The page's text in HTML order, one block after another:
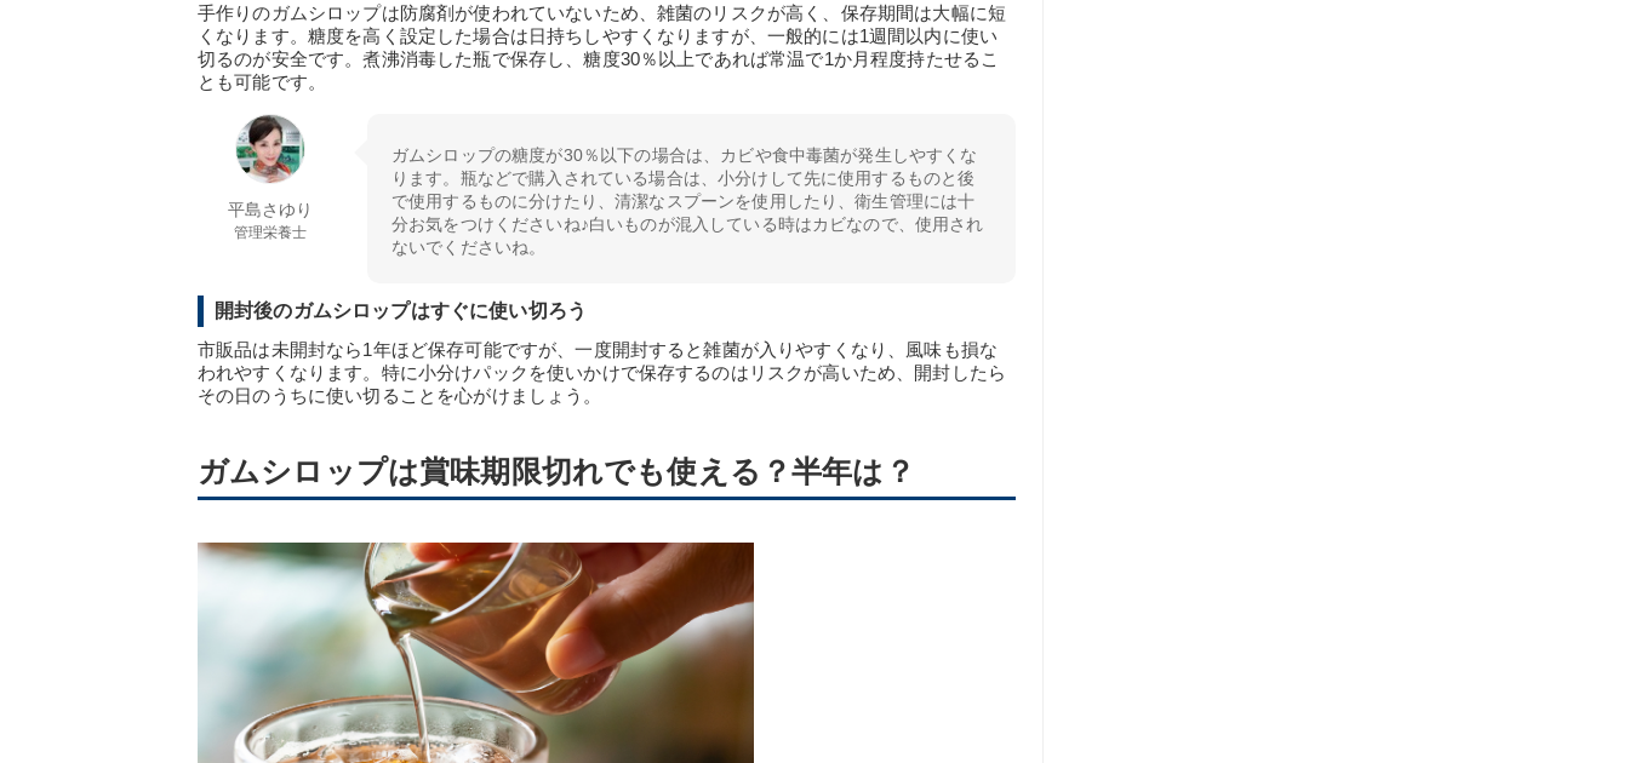
手作りのガムシロップは防腐剤が使われていないため、雑菌のリスクが高く、保存期間は大幅に短
くなります。糖度を高く設定した場合は日持ちしやすくなりますが、一般的には1週間以内に使い
切るのが安全です。煮沸消毒した瓶で保存し、糖度30％以上であれば常温で1か月程度持たせるこ
とも可能です。
平島さゆり
管理栄養士
ガムシロップの糖度が30％以下の場合は、カビや食中毒菌が発生しやすくな
ります。瓶などで購入されている場合は、小分けして先に使用するものと後
で使用するものに分けたり、清潔なスプーンを使用したり、衛生管理には十
分お気をつけくださいね♪白いものが混入している時はカビなので、使用され
ないでくださいね。
開封後のガムシロップはすぐに使い切ろう
市販品は未開封なら1年ほど保存可能ですが、一度開封すると雑菌が入りやすくなり、風味も損な
われやすくなります。特に小分けパックを使いかけで保存するのはリスクが高いため、開封したら
その日のうちに使い切ることを心がけましょう。
ガムシロップは賞味期限切れでも使える？半年は？